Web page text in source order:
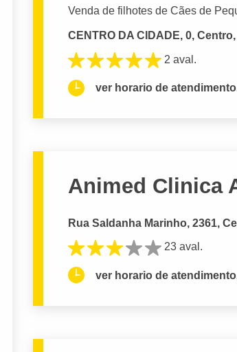
Venda de filhotes de Cães de
CENTRO DA CIDADE, 0,
2 aval.
ver horario de
Animed Clinica
Rua Saldanha Marinho, 2361,
23 aval.
ver horario de